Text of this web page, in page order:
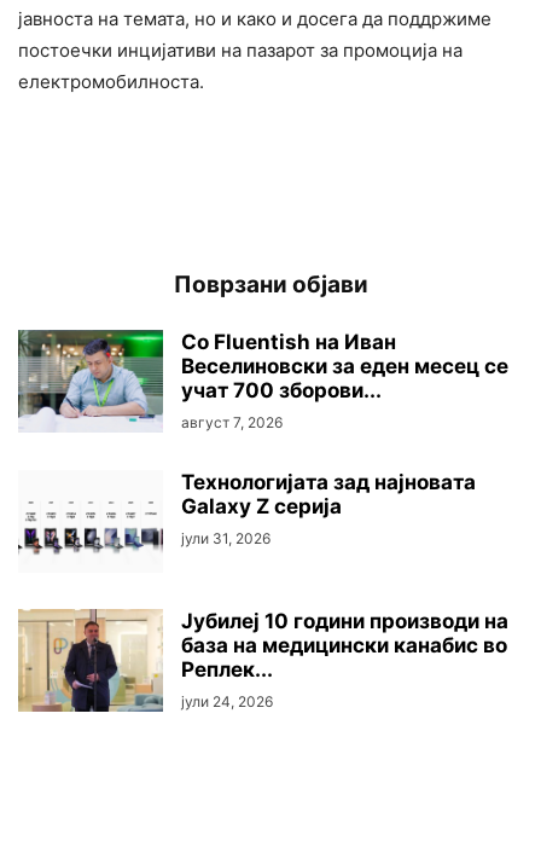
јавноста на темата, но и како и досега да поддржиме
постоечки инцијативи на пазарот за промоција на
електромобилноста.
Поврзани објави
Со Fluentish на Иван
Веселиновски за еден месец се
учат 700 зборови...
август 7, 2026
Технологијата зад најновата
Galaxy Z серија
јули 31, 2026
Јубилеј 10 години производи на
база на медицински канабис во
Реплек...
јули 24, 2026